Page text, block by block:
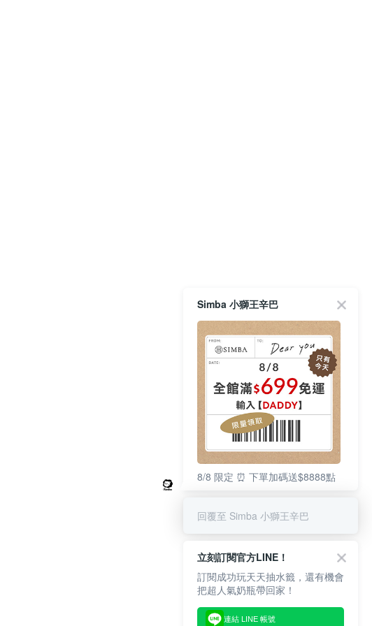
Simba 小獅王辛巴
8/8 限定 ⏰ 下單加碼送$8888點
回覆至 Simba 小獅王辛巴
立刻訂閱官方LINE！
訂閱成功玩天天抽水籤，還有機會
把超人氣奶瓶帶回家！
連結 LINE 帳號